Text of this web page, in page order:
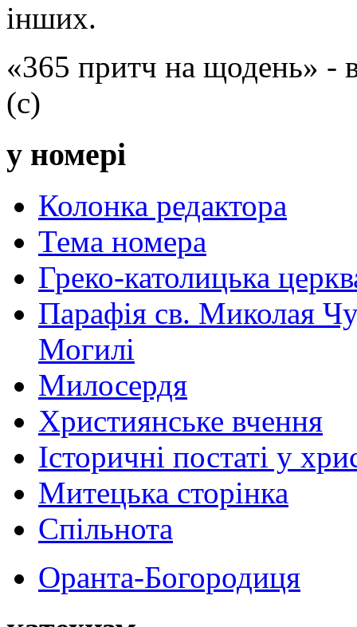
інших.
«365 притч на щодень» -
(с)
у номері
Колонка редактора
Тема номера
Греко-католицька
Парафія св. Миколая
Могилі
Милосердя
Християнське вчення
Історичні постаті у
Митецька сторінка
Спільнота
Оранта-Богородиця